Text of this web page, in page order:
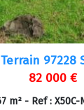
97228
82 000 €
m² - Ref : X50C-